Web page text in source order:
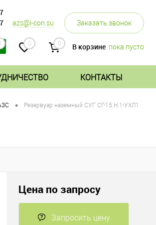
azs@i-con.su Заказать звонок
0 0 В корзине пока пусто
КОНТАКТЫ
• Резервуар наземный СУГ СГ-15.Н.1-УХЛ1
Цена по запросу
Запросить цену